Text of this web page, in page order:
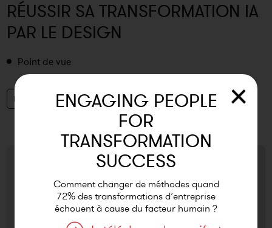
RÉUSSIR SA TRANSFORMATION IA
PAR LE DESIGN
Point de vue
Etudes
ENGAGING PEOPLE
FOR
TRANSFORMATION
SUCCESS
Comment changer de méthodes quand
72% des transformations d’entreprise
échouent à cause du facteur humain ?